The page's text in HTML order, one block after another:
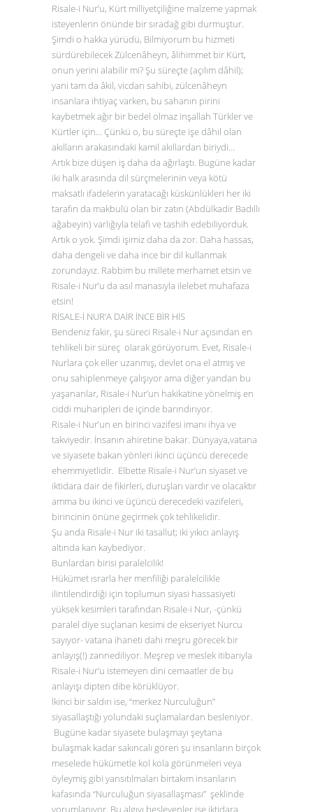
Risale-i Nur’u, Kürt milliyetçiliğine malzeme yapmak
isteyenlerin önünde bir sıradağ gibi durmuştur.
Şimdi o hakka yürüdü, Bilmiyorum bu hizmeti
sürdürebilecek Zülcenâheyn, âlihimmet bir Kürt,
onun yerini alabilir mi? Şu süreçte (açılım dâhil);
yani tam da âkil, vicdan sahibi, zülcenâheyn
insanlara ihtiyaç varken, bu sahanın pirini
kaybetmek ağır bir bedel olmaz inşallah Türkler ve
Kürtler için… Çünkü o, bu süreçte işe dâhil olan
akılların arakasındaki kamil akıllardan biriydi…
Artık bize düşen iş daha da ağırlaştı. Bugüne kadar
iki halk arasında dil sürçmelerinin veya kötü
maksatlı ifadelerin yaratacağı küskünlükleri her iki
tarafın da makbulü olan bir zatın (Abdülkadir Badıllı
ağabeyin) varlığıyla telafi ve tashih edebiliyorduk.
Artık o yok. Şimdi işimiz daha da zor. Daha hassas,
daha dengeli ve daha ince bir dil kullanmak
zorundayız. Rabbim bu millete merhamet etsin ve
Risale-i Nur’u da asıl manasıyla ilelebet muhafaza
etsin!
RİSALE-İ NUR’A DAİR İNCE BİR HİS
Bendeniz fakir, şu süreci Risale-i Nur açısından en
tehlikeli bir süreç olarak görüyorum. Evet, Risale-i
Nurlara çok eller uzanmış, devlet ona el atmış ve
onu sahiplenmeye çalışıyor ama diğer yandan bu
yaşananlar, Risale-i Nur’un hakikatine yönelmiş en
ciddi muharipleri de içinde barındırıyor.
Risale-i Nur’un en birinci vazifesi imanı ihya ve
takviyedir. İnsanın ahiretine bakar. Dünyaya,vatana
ve siyasete bakan yönleri ikinci üçüncü derecede
ehemmiyetlidir. Elbette Risale-i Nur’un siyaset ve
iktidara dair de fikirleri, duruşları vardır ve olacaktır
amma bu ikinci ve üçüncü derecedeki vazifeleri,
birincinin önüne geçirmek çok tehlikelidir.
Şu anda Risale-i Nur iki tasallut; iki yıkıcı anlayış
altında kan kaybediyor.
Bunlardan birisi paralelcilik!
Hükümet ısrarla her menfiliği paralelcilikle
ilintilendirdiği için toplumun siyasi hassasiyeti
yüksek kesimleri tarafından Risale-i Nur, -çünkü
paralel diye suçlanan kesimi de ekseriyet Nurcu
sayıyor- vatana ihaneti dahi meşru görecek bir
anlayış(!) zannediliyor. Meşrep ve meslek itibarıyla
Risale-i Nur’u istemeyen dini cemaatler de bu
anlayışı dipten dibe körüklüyor.
İkinci bir saldırı ise, “merkez Nurculuğun”
siyasallaştığı yolundaki suçlamalardan besleniyor.
Bugüne kadar siyasete bulaşmayı şeytana
bulaşmak kadar sakıncalı gören şu insanların birçok
meselede hükümetle kol kola görünmeleri veya
öyleymiş gibi yansıtılmaları birtakım insanların
kafasında “Nurculuğun siyasallaşması” şeklinde
yorumlanıyor. Bu algıyı besleyenler ise iktidara